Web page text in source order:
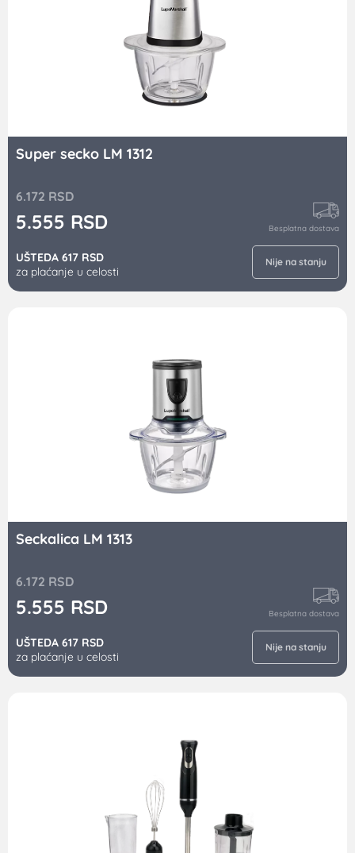
Super secko LM 1312
6.172 RSD
5.555 RSD Besplatna dostava
UŠTEDA 617 RSD
za plaćanje u celosti
Nije na stanju
Seckalica LM 1313
6.172 RSD
5.555 RSD Besplatna dostava
UŠTEDA 617 RSD
za plaćanje u celosti
Nije na stanju